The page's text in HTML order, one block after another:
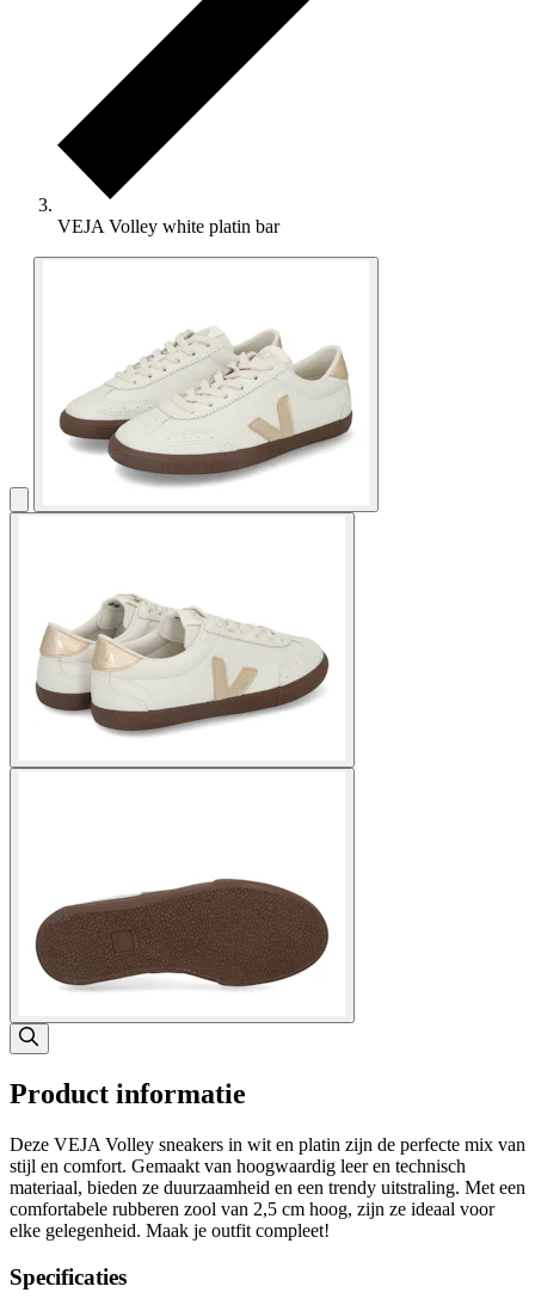
VEJA Volley white platin bar
Product informatie
Deze VEJA Volley sneakers in wit en platin zijn de perfecte mix van
stijl en comfort. Gemaakt van hoogwaardig leer en technisch
materiaal, bieden ze duurzaamheid en een trendy uitstraling. Met een
comfortabele rubberen zool van 2,5 cm hoog, zijn ze ideaal voor
elke gelegenheid. Maak je outfit compleet!
Specificaties